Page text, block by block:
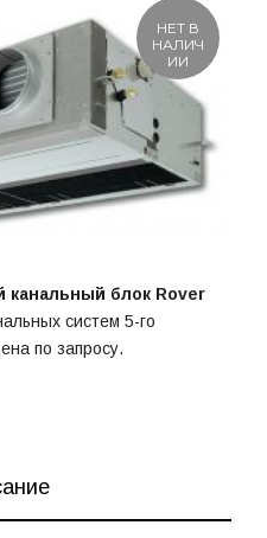
НЕТ В
НАЛИЧ
ИИ
канальный блок Rover
систем 5-го
по запросу.